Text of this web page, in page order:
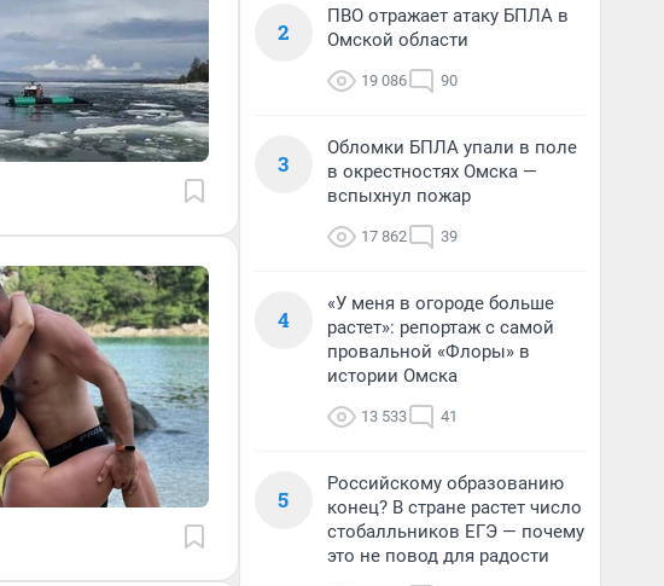
2
ПВО отражает атаку БПЛА в
Омской области
19 086 90
3
Обломки БПЛА упали в поле
в окрестностях Омска —
вспыхнул пожар
17 862 39
4
«У меня в огороде больше
растет»: репортаж с самой
провальной «Флоры» в
истории Омска
13 533 41
5
Российскому образованию
конец? В стране растет число
стобалльников ЕГЭ — почему
это не повод для радости